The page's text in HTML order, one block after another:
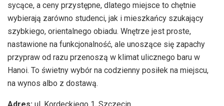
sycące, a ceny przystępne, dlatego miejsce to chętnie
wybierają zarówno studenci, jak i mieszkańcy szukający
szybkiego, orientalnego obiadu. Wnętrze jest proste,
nastawione na funkcjonalność, ale unoszące się zapachy
przypraw od razu przenoszą w klimat ulicznego baru w
Hanoi. To świetny wybór na codzienny posiłek na miejscu,
na wynos albo z dostawą.